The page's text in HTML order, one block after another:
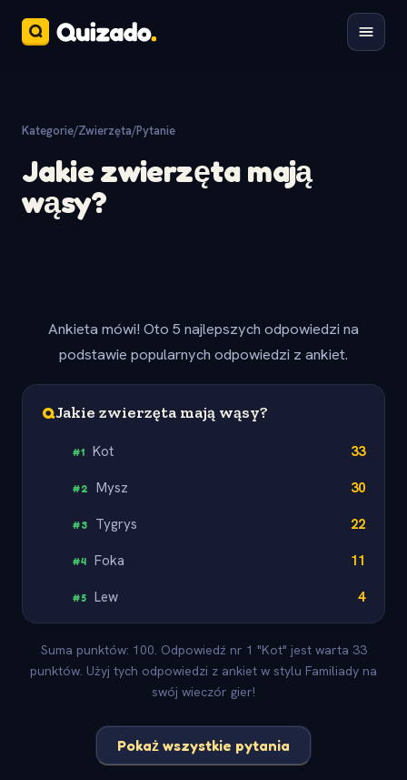
Kategorie/Zwierzęta/Pytanie
Jakie zwierzęta mają
wąsy?
Ankieta mówi! Oto 5 najlepszych odpowiedzi na
podstawie popularnych odpowiedzi z ankiet.
QJakie zwierzęta mają wąsy?
#1 Kot 33
#2 Mysz 30
#3 Tygrys 22
#4 Foka 11
#5 Lew 4
Suma punktów: 100. Odpowiedź nr 1 "Kot" jest warta 33
punktów. Użyj tych odpowiedzi z ankiet w stylu Familiady na
swój wieczór gier!
Pokaż wszystkie pytania